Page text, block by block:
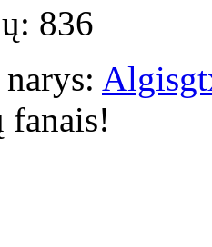
836
fanais!